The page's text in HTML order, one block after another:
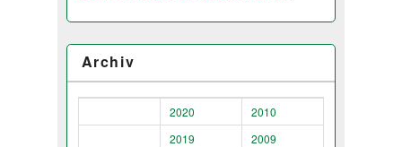
Archiv
2020
2010
2019
2009